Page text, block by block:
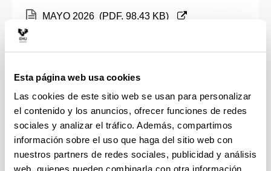
Esta página web usa cookies
Las cookies de este sitio web se usan para personalizar
el contenido y los anuncios, ofrecer funciones de redes
sociales y analizar el tráfico. Además, compartimos
información sobre el uso que haga del sitio web con
nuestros partners de redes sociales, publicidad y análisis
(Abre una nueva ventana)
MAYO 2026 (PDF, 98,43 KB)
Curso 2026-2027
(Abre una nueva ventana)
(Abre una nueva ventana)
MAYO 2027(PDF, 83,22KB)
(Abre una nueva ventana)
JUNIO 2027( PDF, 84,67KB)